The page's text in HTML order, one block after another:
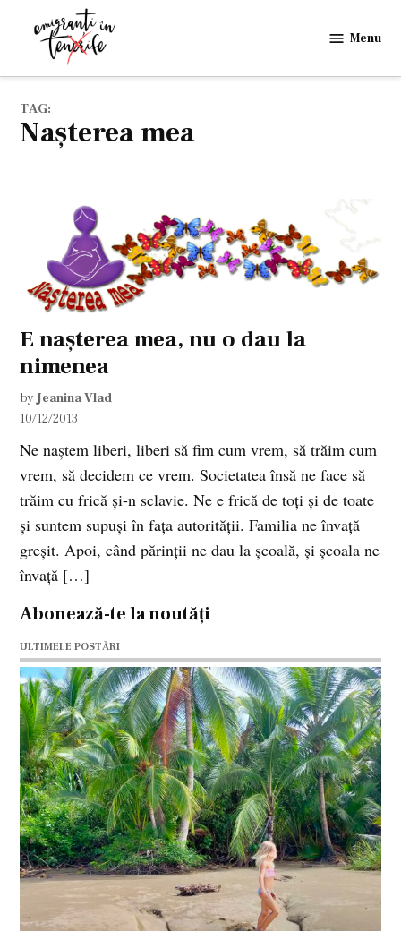
in
Menu
TAG:
nașterea mea
E naşterea mea, nu o dau la
nimenea
by Jeanina Vlad
10/12/2013
Ne naștem liberi, liberi să fim cum vrem, să trăim cum
vrem, să decidem ce vrem. Societatea însă ne face să
trăim cu frică și-n sclavie. Ne e frică de toți și de toate
și suntem supuși în fața autorității. Familia ne învață
greșit. Apoi, când părinții ne dau la școală, și școala ne
învață […]
Abonează-te la noutăți
ULTIMELE POSTĂRI